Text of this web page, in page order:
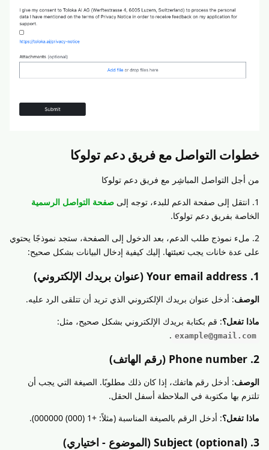
خطوات التواصل مع فريق دعم تولوكا
من أجل التواصل المباشِر مع فريق دعم تولوكا
1. انتقل إلى صفحة الدعم للبدء، توجه إلى
صفحة التواصل الرسمية
الخاصة بفريق دعم تولوكا.
2. ملء نموذج طلب الدعم، بعد الدخول إلى الصفحة، ستجد نموذجًا يحتوي
على عدة خانات يجب تعبئتها. إليك كيفية إدخال البيانات بشكل صحيح:
1. Your email address (عنوان بريدك الإلكتروني)
الوصف: أدخل عنوان بريدك الإلكتروني الذي تريد أن تتلقى الرد عليه.
ماذا تفعل؟: قم بكتابة بريدك الإلكتروني بشكل صحيح، مثل:
example@gmail.com
.
2. Phone number (رقم الهاتف)
الوصف: أدخل رقم هاتفك، إذا كان ذلك مطلوبًا. الصيغة التي يجب أن
تلتزم بها مكتوبة في الملاحظة أسفل الحقل.
ماذا تفعل؟: أدخل الرقم بالصيغة المناسبة (مثلاً: +1 (000) 000000).
3. Subject (optional) (الموضوع - اختياري)